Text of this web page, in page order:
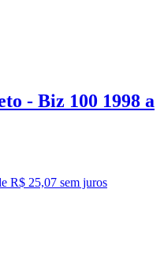
- Biz 100 1998 a
R$ 25,07 sem juros